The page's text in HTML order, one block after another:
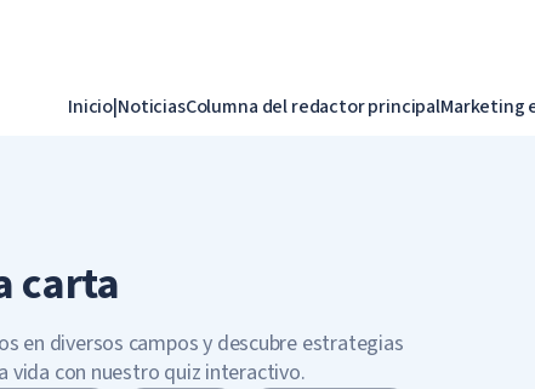
Inicio|NoticiasColumna del redactor principalMarketing
carta
en diversos campos y descubre estrategias
vida con nuestro quiz interactivo.